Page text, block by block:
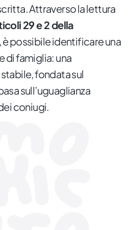
Attraverso la lettura
29 e 2 della
è possibile identificare una
di famiglia: una
fondata sul
sull’uguaglianza
coniugi.